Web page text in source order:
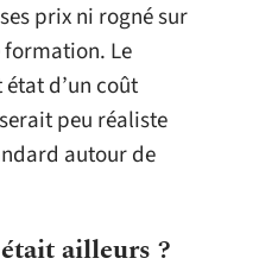
prix ni rogné sur
formation. Le
d’un coût
peu réaliste
autour de
ailleurs ?